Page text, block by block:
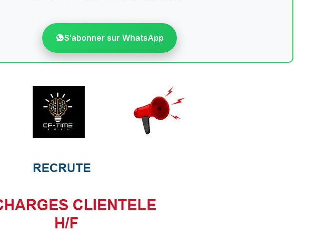
S’abonner sur WhatsApp